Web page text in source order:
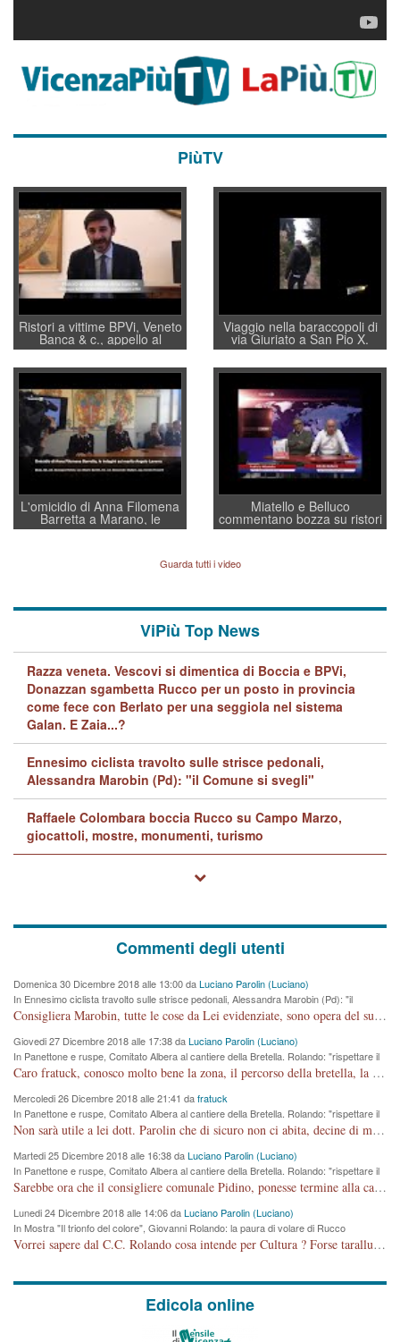
PiùTV
Ristori a vittime BPVi, Veneto
Banca & c., appello al
sottosegretario Alessio
Villarosa: per mettere ordine
convochi con Di Maio CNCU
a supporto della cabina di
regia al Mef
Viaggio nella baraccopoli di
via Giuriato a San Pio X.
Vicenza ai Vicentini: “faremo
un regalo di Natale ai
residenti”
L'omicidio di Anna Filomena
Barretta a Marano, le
indagini dei carabinieri di
Lavarra: più avvincenti di
quelle di... Barbara D'Urso
Miatello e Belluco
commentano bozza su ristori
BPVi e Veneto Banca
Guarda tutti i video
ViPiù Top News
Razza veneta. Vescovi si dimentica di Boccia e BPVi,
Donazzan sgambetta Rucco per un posto in provincia
come fece con Berlato per una seggiola nel sistema
Galan. E Zaia...?
Ennesimo ciclista travolto sulle strisce pedonali,
Alessandra Marobin (Pd): "il Comune si svegli"
Raffaele Colombara boccia Rucco su Campo Marzo,
giocattoli, mostre, monumenti, turismo
Commenti degli utenti
Domenica 30 Dicembre 2018 alle 13:00 daLuciano Parolin (Luciano)
In Ennesimo ciclista travolto sulle strisce pedonali, Alessandra Marobin (Pd): "il
Comune si svegli"
Consigliera Marobin, tutte le cose da Lei evidenziate, sono opera del suo ex Assessore e compagno di Partito Antonio Marco Dalla Pozza Assessore alla "progettazione" di piste ciclabili e altre porcherie. A lui manderei il conto da saldare per incidenti e danni alle persone. E' ora che "finiamola." Avete perso rassegnatevi. qui IL SINDACO RUCCO NON C'ENTRA PER NIENTE. CAPITO!!!!!!!! Amen.
Giovedi 27 Dicembre 2018 alle 17:38 daLuciano Parolin (Luciano)
In Panettone e ruspe, Comitato Albera al cantiere della Bretella. Rolando: "rispettare il
cronoprogramma"
Caro fratuck, conosco molto bene la zona, il percorso della bretella, la situazione dei cittadini, abito in Viale Trento. A partire dal 2003 ho partecipato al Comitato di Maddalene pro bretella, e a riunioni propositive per apportare modifiche al progetto. Numerose mie foto del territorio sono arrivate a Roma, altri miei interventi (non graditi dalla Sx) sono stati pubblicati dal GdV, assieme ad altri come Ciro Asproso, ora favorevole alla bretella. Ho partecipato alla raccolta firme per la chiusura della strada x 5 giorni eseguita dal Sindaco Hullwech per sforamento 180 Micro/g. Pertanto come impegno per la tematica sono apposto con la coscienza. Ora il Progetto è partito, fine! Voglio dire che la nuova Giunta "comunale" non c'entra più. L'opera sarà "malauguratamente" eseguita, ma non con il mio placet. Il Consigliere Comunale dovrebbe capire che la campagna elettorale è finita, con buona pace di tutti. Quello che invece dovrebbe interessare è la proprietà della strada, dall'uscita autostradale Ovest, sino alla Rotatoria dell'Albara, vi sono tre possessori: Autostrade SpA; La Provincia, il Comune. Come la mettiamo per il futuro ? I costi, da 50 sono saliti a 100 milioni di € come dire 20 milioni a KM (!) da non credere. Comunque si farà. Ma nessuno canti Vittoria, anzi meglio non farne un ulteriore fatto "partitico" per questioni elettorali o di seggio. Se mi manda la sua mail, sono disponibile ad inviare i documenti e le foto sopra descritte. Con ossequi, Luciano Parolin
Mercoledi 26 Dicembre 2018 alle 21:41 dafratuck
In Panettone e ruspe, Comitato Albera al cantiere della Bretella. Rolando: "rispettare il
cronoprogramma"
Non sarà utile a lei dott. Parolin che di sicuro non ci abita, decine di migliaia di TIR, automobili e padroncini che passano quotidianamente per una strada appena rotabile, non è più possibile stendere i panni, attraversare la strada senza rischiare la morte, le case stanno crepando, i tempi sono cambiati e la bretella non passerà assolutamente per maddalene (ma cosa sta a dire?!), dia invece responsabilità a chi ha costruito tagliando la strada che doveva invece terminare a isola vicentina e non al moracchino lasciando Motta di Costabissara ancora in panne di traffico. I tempi sono cambiati dottore e se l'anagrafe della vita stagna nell'essere umano impressioni conservatrici, la società non le considera perchè va avanti, si industrializza e ha bisogno di infrastrutture e di sviluppo. Ultima considerazione, se è geloso di Rolando perchè vede in lui solo campagne politiche mentre si difendono i SOLI diritti dei cittadini, la preghiamo faccia considerazioni più appropriate. Saluti e complimenti per i suoi scritti.
Martedi 25 Dicembre 2018 alle 16:38 daLuciano Parolin (Luciano)
In Panettone e ruspe, Comitato Albera al cantiere della Bretella. Rolando: "rispettare il
cronoprogramma"
Sarebbe ora che il consigliere comunale Pidino, ponesse termine alla campagna elettorale nel territorio del suo seggio Villaggio del Sole. La tiraca è iniziata, distruggerà 6 km di prateria ovest della città, ricca di fonti e sorgenti d'acqua. I cittadini di Maddalene non avranno più Pace la notte. Molta colpa per la costruzione di questa Strada è proprio del signor Rolando,dei suoi gazebo mobili e che vuol far passare questa opera VANDALICA come progetto "utile" a chi ? Non è cosa seria sig. Rolando!
Lunedi 24 Dicembre 2018 alle 14:06 daLuciano Parolin (Luciano)
In Mostra "Il trionfo del colore", Giovanni Rolando: la paura di volare di Rucco
Vorrei sapere dal C.C. Rolando cosa intende per Cultura ? Forse tarallucci, vino e sagre, o spaghetti tricolori del PD ? Il continuo (s)parlare della mostra a Palazzo Chiericati caro consigliere DANNEGGIA FORTEMENTE l'immagine della città TUTTA e fa deviare i consensi che in RUSSIA (badi bene ex U.R.S.S.) sono ECCELLENTI. A livello artistico l'evento è di alta Valenza culturale, COMPITO di Tutta la Cittadinanza fare il possibile per propagandare l'iniziativa senza farne UN CASO PARTITICO come fa Lei da sempre. Meno Gazebo + Partecipazione! E così sia. Amen.
Edicola online